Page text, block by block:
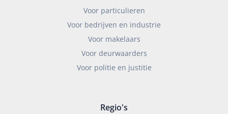
Voor particulieren
Voor bedrijven en industrie
Voor makelaars
Voor deurwaarders
Voor politie en justitie
Regio's